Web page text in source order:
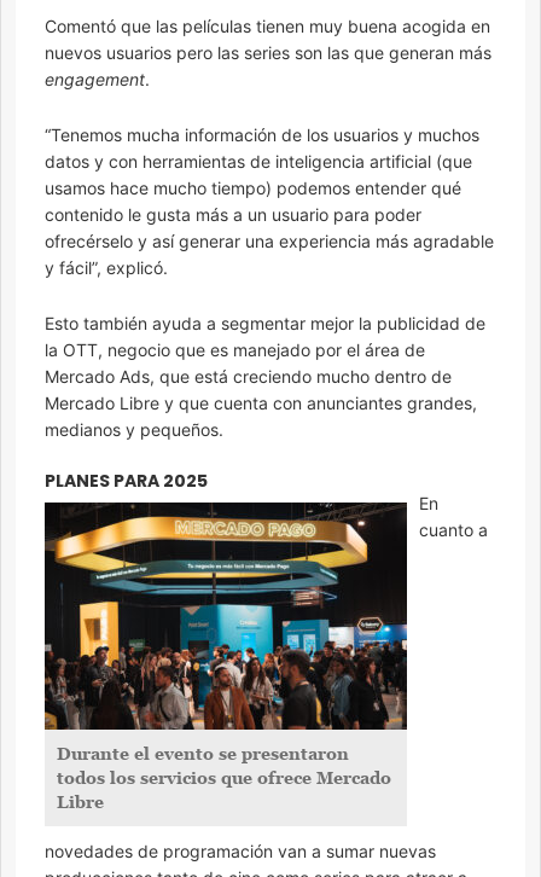
Comentó que las películas tienen muy buena acogida en
nuevos usuarios pero las series son las que generan más
engagement.
“Tenemos mucha información de los usuarios y muchos
datos y con herramientas de inteligencia artificial (que
usamos hace mucho tiempo) podemos entender qué
contenido le gusta más a un usuario para poder
ofrecérselo y así generar una experiencia más agradable
y fácil”, explicó.
Esto también ayuda a segmentar mejor la publicidad de
la OTT, negocio que es manejado por el área de
Mercado Ads, que está creciendo mucho dentro de
Mercado Libre y que cuenta con anunciantes grandes,
medianos y pequeños.
PLANES PARA 2025
Durante el evento se presentaron
todos los servicios que ofrece Mercado
Libre
En
cuanto a
novedades de programación van a sumar nuevas